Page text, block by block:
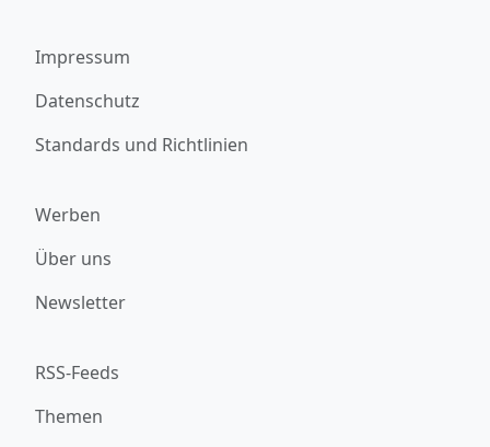
Impressum
Datenschutz
Standards und Richtlinien
Werben
Über uns
Newsletter
RSS-Feeds
Themen